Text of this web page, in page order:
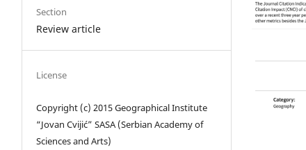
Section
Review article
License
Copyright (c) 2015 Geographical Institute
“Jovan Cvijić” SASA (Serbian Academy of
Sciences and Arts)